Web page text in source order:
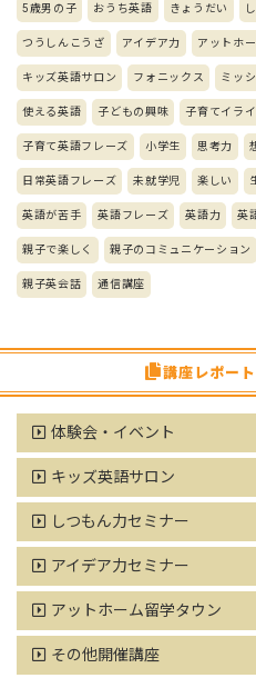
5歳男の子 おうち英語 きょうだい
つうしんこうざ アイデア力 アットホ
キッズ英語サロン フォニックス ミッ
使える英語 子どもの興味 子育てイラ
子育て英語フレーズ 小学生 思考力
日常英語フレーズ 未就学児 楽しい
英語が苦手 英語フレーズ 英語力 英
親子で楽しく 親子のコミュニケーション
親子英会話 通信講座
講座レポー
体験会・イベント
キッズ英語サロン
しつもん力セミナー
アイデア力セミナー
アットホーム留学タウン
その他開催講座